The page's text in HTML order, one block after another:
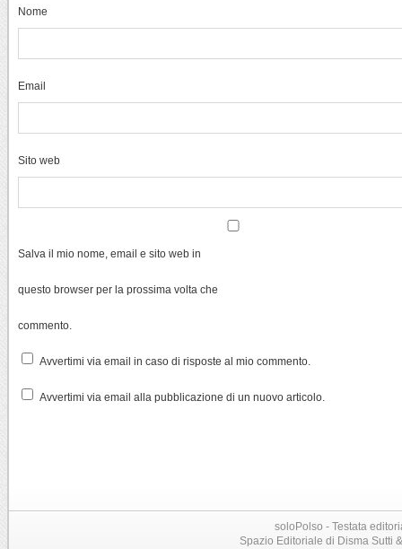
Nome
Email
Sito web
Salva il mio nome, email e sito web in
questo browser per la prossima volta che
commento.
Avvertimi via email in caso di risposte al mio commento.
Avvertimi via email alla pubblicazione di un nuovo articolo.
soloPolso - Testata
Spazio Editoriale di Disma Sutti